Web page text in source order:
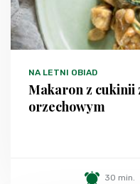
NA LETNI OBIAD
Makaron z cukinii
orzechowym
30 min.